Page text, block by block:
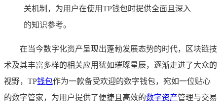
关机制，为用户在使用TP钱包时提供全面且深入
的知识参考。
在当今数字化资产呈现出蓬勃发展态势的时代，区块链技
术及其丰富多样的相关应用犹如璀璨星辰，逐渐走进了大众的
视野，TP钱包作为一款备受欢迎的数字钱包，宛如一位贴心
的数字管家，为用户提供了便捷且高效的数字资产管理与交易